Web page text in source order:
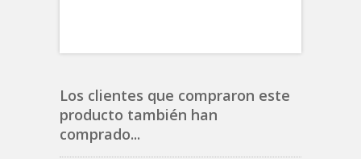
Los clientes que compraron este
producto también han
comprado...